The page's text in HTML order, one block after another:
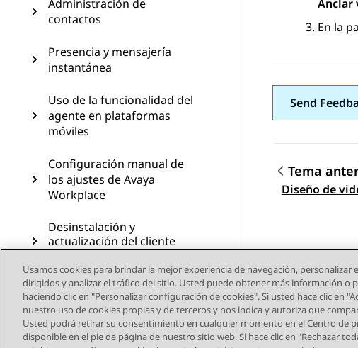
Administración de
contactos
Presencia y mensajería
instantánea
Uso de la funcionalidad del
agente en plataformas
móviles
Configuración manual de
los ajustes de Avaya
Workplace
Desinstalación y
actualización del cliente
Avaya Workplace
Solución de problemas
Anclar
En la
Send
Tema
Diseño de
Usamos cookies para brindar la mejor experiencia de navegación, personalizar
dirigidos y analizar el tráfico del sitio. Usted puede obtener más información o
haciendo clic en "Personalizar configuración de cookies". Si usted hace clic en
nuestro uso de cookies propias y de terceros y nos indica y autoriza que
Usted podrá retirar su consentimiento en cualquier momento en el Centro de
disponible en el pie de página de nuestro sitio web. Si hace clic en "Rechazar